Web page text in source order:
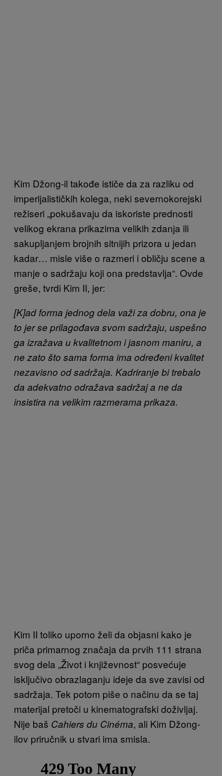
Kim Džong-il takođe ističe da za razliku od
imperijalističkih kolega, neki severnokorejski
režiseri „pokušavaju da iskoriste prednosti
velikog ekrana prikazima velikih zdanja ili
sakupljanjem brojnih sitnijih prizora u jedan
kadar… misle više o razmeri i obličju scene a
manje o sadržaju koji ona predstavlja“. Ovde
greše, tvrdi Kim II, jer:
[K]ad forma jednog dela važi za dobru, ona je
to jer se prilagođava svom sadržaju, uspešno
ga izražava u kvalitetnom i jasnom maniru, a
ne zato što sama forma ima određeni kvalitet
nezavisno od sadržaja. Kadriranje bi trebalo
da adekvatno odražava sadržaj a ne da
insistira na velikim razmerama prikaza.
Kim II toliko uporno želi da objasni kako je
priča primarnog značaja da prvih 111 strana
svog dela „Život i književnost“ posvećuje
isključivo obrazlaganju ideje da sve zavisi od
sadržaja. Tek potom piše o načinu da se taj
materijal pretoči u kinematografski doživljaj.
Nije baš Cahiers du Cinéma, ali Kim Džong-
ilov priručnik u stvari ima smisla.